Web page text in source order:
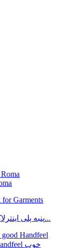
68/32 پنبه پلی اینترلاک برای پوشاک پلی نخی...
70/30 Poly Rayon Jacquard Handfeel خوب